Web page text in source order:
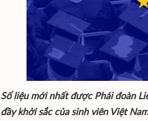
Số liệu mới nhất được Phái đoàn
đầy khởi sắc của sinh viên Việt